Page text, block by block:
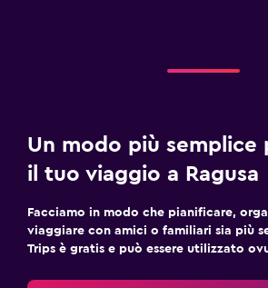
Un modo più semplice
il tuo viaggio a Ragusa
Facciamo in modo che pianificare,
viaggiare con amici o familiari sia più
Trips è gratis e può essere utilizzato